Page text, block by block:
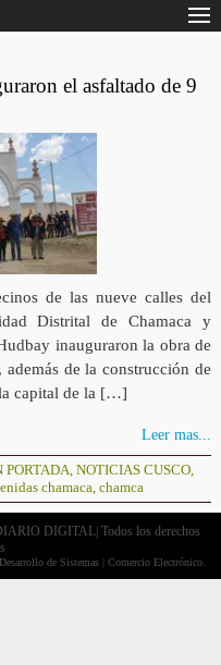
el asfaltado de 9
de las nueve calles del
Distrital de Chamaca y
inauguraron la obra de
de la construcción de
capital de la […]
Leer mas...
PORTADA, NOTICIAS CUSCO,
chamaca, chamca
DIGITAL| Todos los derechos
de Sistemas | Comercio Electrónico.